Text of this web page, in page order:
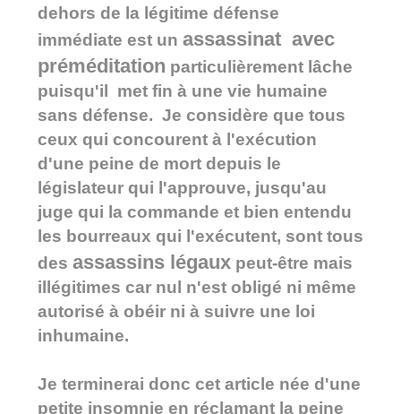
dehors de la légitime défense
immédiate est un assassinat avec
préméditation particulièrement lâche
puisqu'il met fin à une vie humaine
sans défense. Je considère que tous
ceux qui concourent à l'exécution
d'une peine de mort depuis le
législateur qui l'approuve, jusqu'au
juge qui la commande et bien entendu
les bourreaux qui l'exécutent, sont tous
des assassins légaux peut-être mais
illégitimes car nul n'est obligé ni même
autorisé à obéir ni à suivre une loi
inhumaine.
Je terminerai donc cet article née d'une
petite insomnie en réclamant la peine